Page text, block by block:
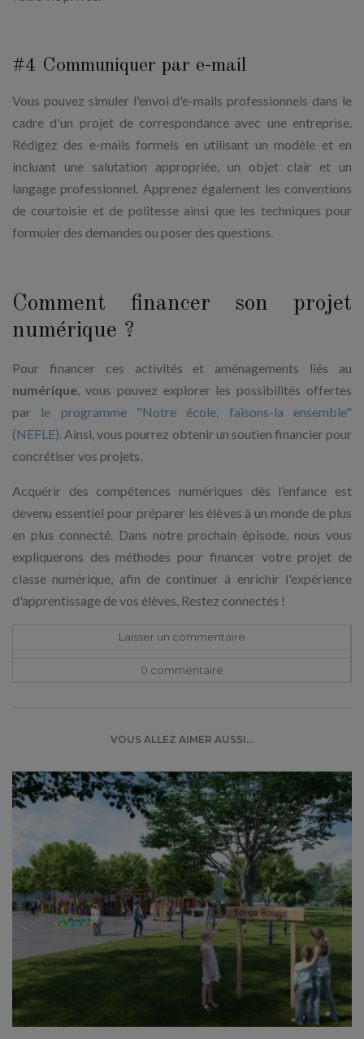
#4 Communiquer par e-mail
Vous pouvez simuler l'envoi d'e-mails professionnels dans le
cadre d'un projet de correspondance avec une entreprise.
Rédigez des e-mails formels en utilisant un modèle et en
incluant une salutation appropriée, un objet clair et un
langage professionnel. Apprenez également les conventions
de courtoisie et de politesse ainsi que les techniques pour
formuler des demandes ou poser des questions.
Comment financer son projet
numérique ?
Pour financer ces activités et aménagements liés au
numérique, vous pouvez explorer les possibilités offertes
par le programme "Notre école, faisons-la ensemble"
(NEFLE). Ainsi, vous pourrez obtenir un soutien financier pour
concrétiser vos projets.
Acquérir des compétences numériques dès l’enfance est
devenu essentiel pour préparer les élèves à un monde de plus
en plus connecté. Dans notre prochain épisode, nous vous
expliquerons des méthodes pour financer votre projet de
classe numérique, afin de continuer à enrichir l'expérience
d'apprentissage de vos élèves. Restez connectés !
Laisser un commentaire
0 commentaire
VOUS ALLEZ AIMER AUSSI...